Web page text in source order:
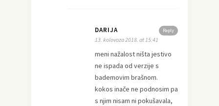
Reply
DARIJA
13. kolovoza 2018. at 15:41
meni nažalost ništa jestivo
ne ispada od verzije s
bademovim brašnom.
kokos inače ne podnosim pa
s njim nisam ni pokušavala,